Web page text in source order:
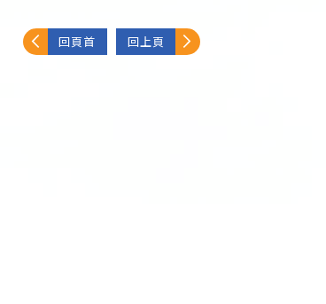
回頁首 回上頁